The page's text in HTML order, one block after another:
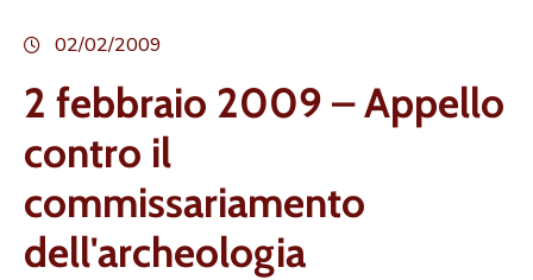
02/02/2009
2 febbraio 2009 – Appello
contro il
commissariamento
dell'archeologia